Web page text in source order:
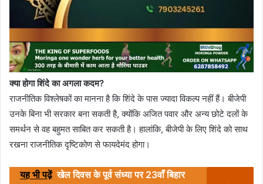
क्या होगा शिंदे का अगला कदम?
राजनीतिक विश्लेषकों का मानना है कि शिंदे के पास ज्यादा विकल्प नहीं हैं। बीजेपी
उनके बिना भी सरकार बना सकती है, क्योंकि अजित पवार और अन्य छोटे दलों के
समर्थन से वह बहुमत साबित कर सकती है। हालांकि, बीजेपी के लिए शिंदे को साथ
रखना राजनीतिक दृष्टिकोण से फायदेमंद होगा।
यह भी पढ़ें खेल दिवस के पूर्व संध्या पर 23वाँ बिहार